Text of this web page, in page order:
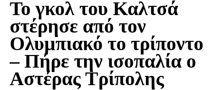
Το γκολ του Καλτσά
στέρησε από τον
Ολυμπιακό το τρίποντο
– Πήρε την ισοπαλία ο
Αστέρας Τρίπολης